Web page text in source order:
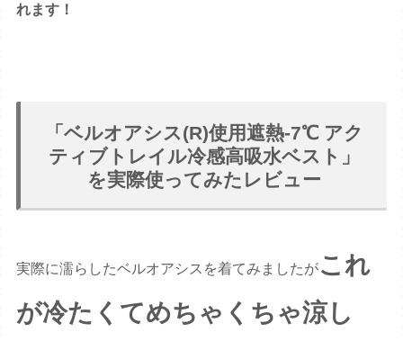
れます！
「ベルオアシス(R)使用遮熱-7℃ アク
ティブトレイル冷感高吸水ベスト」
を実際使ってみたレビュー
実際に濡らしたベルオアシスを着てみましたがこれ
が冷たくてめちゃくちゃ涼し